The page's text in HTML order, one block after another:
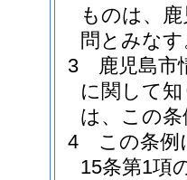
ものは、
問とみな
3
鹿児島市
に関して
は、この
4
この条例
15条第1項